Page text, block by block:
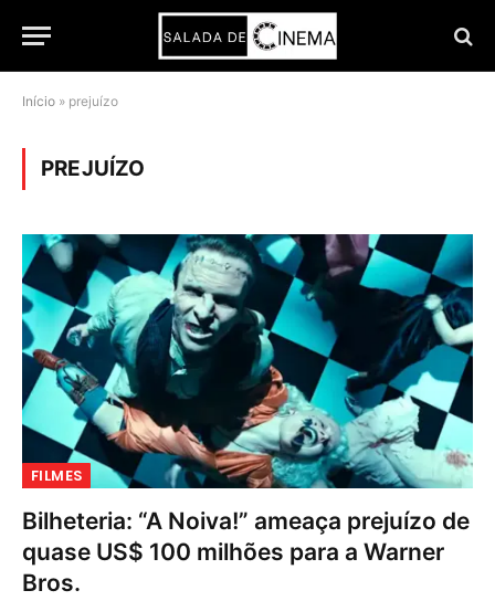
Início » prejuízo
PREJUÍZO
FILMES
Bilheteria: “A Noiva!” ameaça prejuízo de
quase US$ 100 milhões para a Warner
Bros.